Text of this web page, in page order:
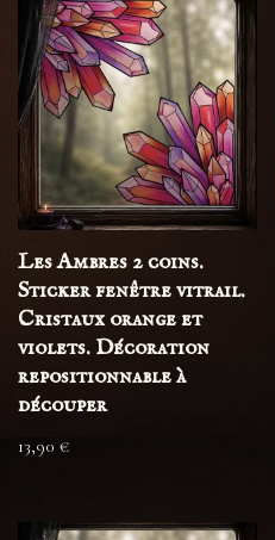
Les Ambres 2 coins.
Sticker fenêtre vitrail.
Cristaux orange et
violets. Décoration
repositionnable à
découper
13,90 €